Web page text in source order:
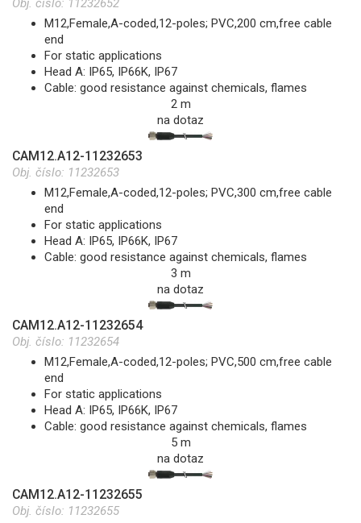
Obj. číslo: 11232652
M12,Female,A-coded,12-poles; PVC,200 cm,free cable
end
For static applications
Head A: IP65, IP66K, IP67
Cable: good resistance against chemicals, flames
2 m
na dotaz
CAM12.A12-11232653
Obj. číslo: 11232653
M12,Female,A-coded,12-poles; PVC,300 cm,free cable
end
For static applications
Head A: IP65, IP66K, IP67
Cable: good resistance against chemicals, flames
3 m
na dotaz
CAM12.A12-11232654
Obj. číslo: 11232654
M12,Female,A-coded,12-poles; PVC,500 cm,free cable
end
For static applications
Head A: IP65, IP66K, IP67
Cable: good resistance against chemicals, flames
5 m
na dotaz
CAM12.A12-11232655
Obj. číslo: 11232655